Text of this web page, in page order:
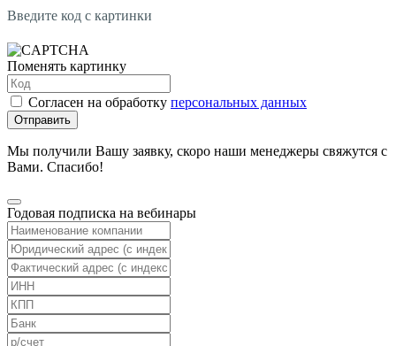
Введите код с картинки
Поменять картинку
Согласен на обработку персональных данных
Отправить
Мы получили Вашу заявку, скоро наши менеджеры свяжутся с
Вами. Спасибо!
Годовая подписка на вебинары